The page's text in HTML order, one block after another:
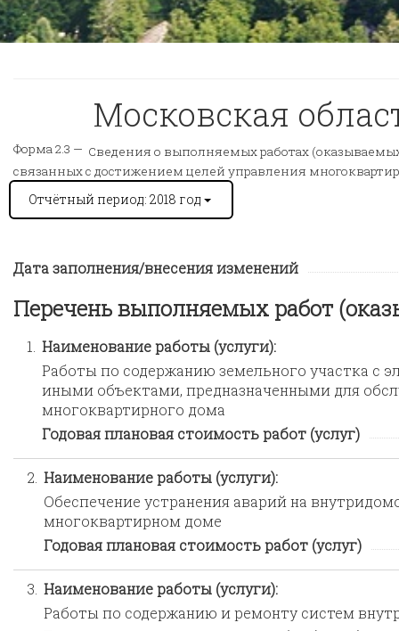
Московская
Форма 2.3 — Сведения о выполняемых работах
связанных с достижением целей управления
Отчётный период: 2018 год
Дата заполнения/внесения изменений
Перечень выполняемых работ
1.
Наименование работы (услуги):
Работы по содержанию земельного участка с
иными объектами, предназначенными для
многоквартирного дома
Годовая плановая стоимость работ (услуг)
2. Наименование работы (услуги):
Обеспечение устранения аварий на
многоквартирном доме
Годовая плановая стоимость работ (услуг)
3. Наименование работы (услуги):
Работы по содержанию и ремонту систем